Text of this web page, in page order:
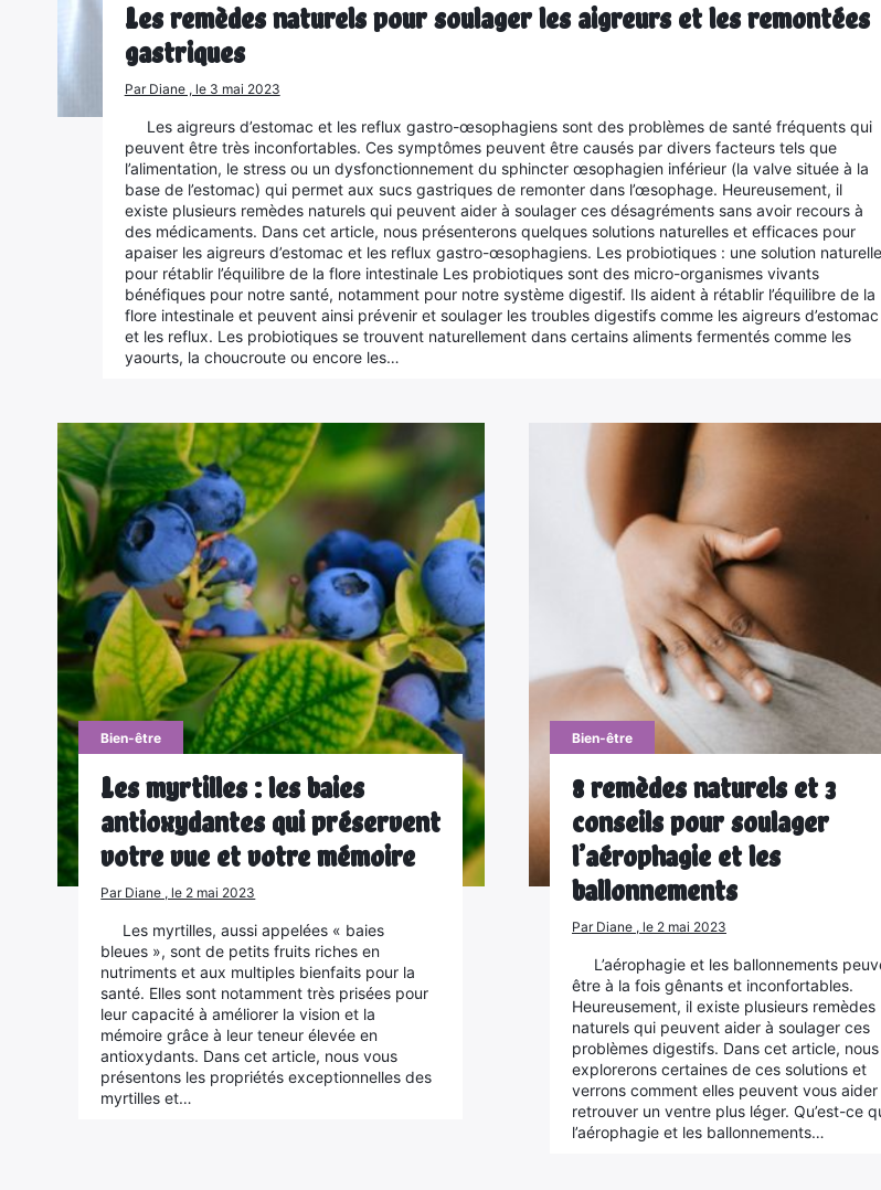
Les remèdes naturels pour soulager les aigreurs et les remontées
gastriques
Par Diane , le 3 mai 2023
Les aigreurs d’estomac et les reflux gastro-œsophagiens sont des problèmes de santé fréquents qui
peuvent être très inconfortables. Ces symptômes peuvent être causés par divers facteurs tels que
l’alimentation, le stress ou un dysfonctionnement du sphincter œsophagien inférieur (la valve située à la
base de l’estomac) qui permet aux sucs gastriques de remonter dans l’œsophage. Heureusement, il
existe plusieurs remèdes naturels qui peuvent aider à soulager ces désagréments sans avoir recours à
des médicaments. Dans cet article, nous présenterons quelques solutions naturelles et efficaces pour
apaiser les aigreurs d’estomac et les reflux gastro-œsophagiens. Les probiotiques : une solution naturelle
pour rétablir l’équilibre de la flore intestinale Les probiotiques sont des micro-organismes vivants
bénéfiques pour notre santé, notamment pour notre système digestif. Ils aident à rétablir l’équilibre de la
flore intestinale et peuvent ainsi prévenir et soulager les troubles digestifs comme les aigreurs d’estomac
et les reflux. Les probiotiques se trouvent naturellement dans certains aliments fermentés comme les
yaourts, la choucroute ou encore les…
Bien-être
Les myrtilles : les baies
antioxydantes qui préservent
votre vue et votre mémoire
Par Diane , le 2 mai 2023
Les myrtilles, aussi appelées « baies
bleues », sont de petits fruits riches en
nutriments et aux multiples bienfaits pour la
santé. Elles sont notamment très prisées pour
leur capacité à améliorer la vision et la
mémoire grâce à leur teneur élevée en
antioxydants. Dans cet article, nous vous
présentons les propriétés exceptionnelles des
myrtilles et…
Bien-être
8 remèdes naturels et 3
conseils pour soulager
l’aérophagie et les
ballonnements
Par Diane , le 2 mai 2023
L’aérophagie et les ballonnements
être à la fois gênants et inconfortables.
Heureusement, il existe plusieurs remèdes
naturels qui peuvent aider à soulager ces
problèmes digestifs. Dans cet article, nous
explorerons certaines de ces solutions et
verrons comment elles peuvent vous aider
retrouver un ventre plus léger. Qu’est-ce
l’aérophagie et les ballonnements…